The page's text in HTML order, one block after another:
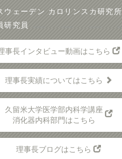
ウェーデン カロリンスカ研究所
研究員
事長インタビュー動画はこちら
理事長実績についてはこちら
久留米大学医学部内科学講座
消化器内科部門はこちら
理事長ブログはこちら